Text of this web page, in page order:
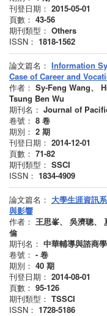
刊登日期： 2015-05-01
頁數： 43-56
期刊類型： Others
ISSN： 1818-1562
論文篇名： Information
Case of Career and
作者： Sy-Feng Wang、
Tsung Ben Wu
期刊名： Journal of
卷號： 8 卷
期別： 2 期
刊登日期： 2014-12-01
頁數： 71-82
期刊類型： SSCI
ISSN： 1834-4909
論文篇名： 大學生涯資訊
與影響
作者： 王思峯、 吳濟聰、
倫
期刊名： 中華輔導與諮商
卷號： - 卷
期別： 40 期
刊登日期： 2014-08-01
頁數： 95-126
期刊類型： TSSCI
ISSN： 1728-5186